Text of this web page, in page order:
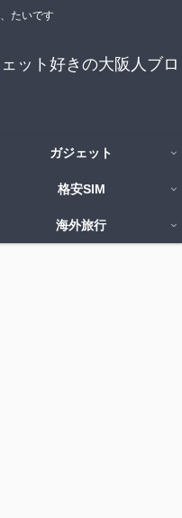
たいです
ット好きの大阪人ブロ
ガジェット
格安SIM
海外旅行